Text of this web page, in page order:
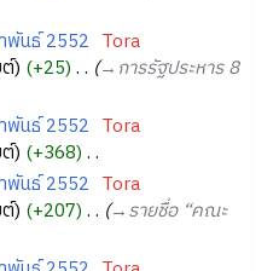
พันธ์ 2552 Tora
+25 ‎
→‎การรัฐประหาร 8
พันธ์ 2552 Tora
+368 ‎
พันธ์ 2552 Tora
+207 ‎
→‎รายชื่อ “คณะ